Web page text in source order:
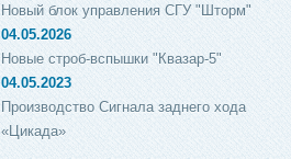
Новый блок управления СГУ "Шторм"
04.05.2026
Новые строб-вспышки "Квазар-5"
04.05.2023
Производство Сигнала заднего хода
«Цикада»